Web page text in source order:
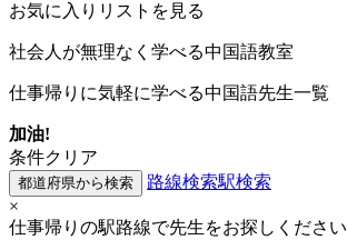
お気に入りリストを見る
社会人が無理なく学べる中国語教室
仕事帰りに気軽に学べる中国語先生一覧
加油!
条件クリア
路線検索駅検索
×
仕事帰りの駅路線で先生をお探しください